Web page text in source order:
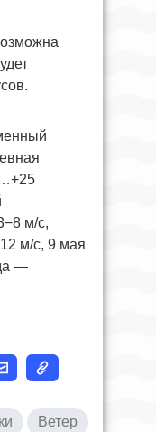
м/с,
м/с, 9 мая
—
Ветер